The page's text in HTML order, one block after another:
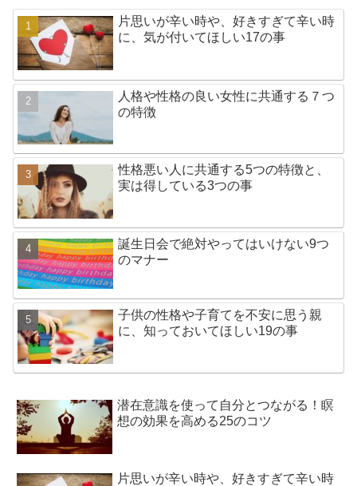
片思いが辛い時や、好きすぎて辛い時
に、気が付いてほしい17の事
人格や性格の良い女性に共通する７つ
の特徴
性格悪い人に共通する5つの特徴と、
実は得している3つの事
誕生日会で絶対やってはいけない9つ
のマナー
子供の性格や子育てを不安に思う親
に、知っておいてほしい19の事
潜在意識を使って自分とつながる！瞑
想の効果を高める25のコツ
片思いが辛い時や、好きすぎて辛い時